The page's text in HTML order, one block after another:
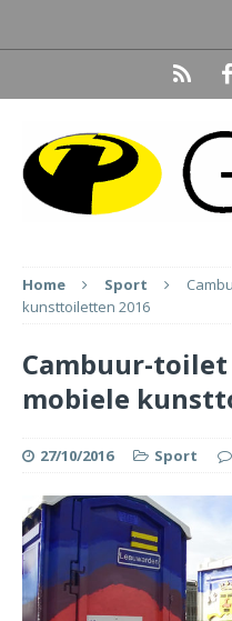
Home Sport
kunsttoiletten 2016
Cambuur-
mobiele
27/10/2016 Sport